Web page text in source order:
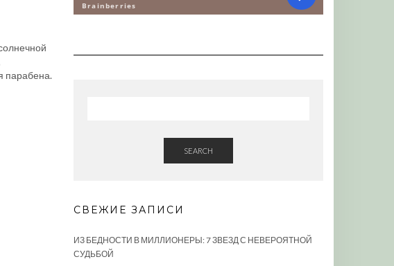
парабена.
SEARCH
СВЕЖИЕ ЗАПИСИ
ИЗ БЕДНОСТИ В МИЛЛИОНЕРЫ: 7 ЗВЕЗД С НЕВЕРОЯТНОЙ
СУДЬБОЙ